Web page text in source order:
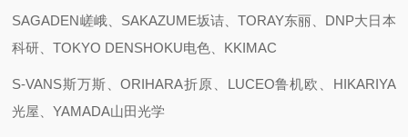
SAGADEN嵯峨、SAKAZUME坂诘、TORAY东丽、DNP大日本
科研、TOKYO DENSHOKU电色、KKIMAC
S-VANS斯万斯、ORIHARA折原、LUCEO鲁机欧、HIKARIYA
光屋、YAMADA山田光学